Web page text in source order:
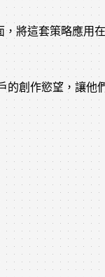
將這套策略應用
創作慾望，讓他